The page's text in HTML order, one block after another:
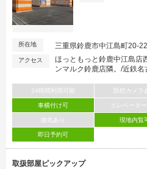
所在地 三重県鈴鹿市中江島町20-22
アクセス
ほっともっと鈴鹿中江島店
ンマルク鈴鹿店隣。/近鉄名
24時間利用可能 防犯カメラ
車横付け可 エレベーター
換気あり 現地内覧
即日予約可
取扱部屋ピックアップ